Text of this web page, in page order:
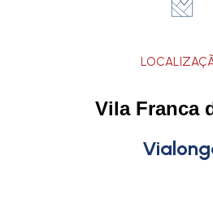
Vila Franca